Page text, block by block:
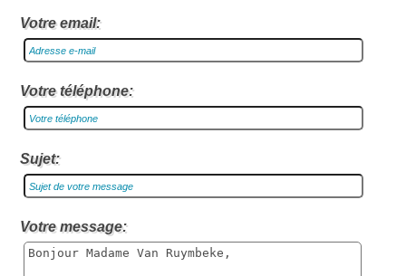
Votre email:
Votre téléphone:
Sujet:
Votre message: